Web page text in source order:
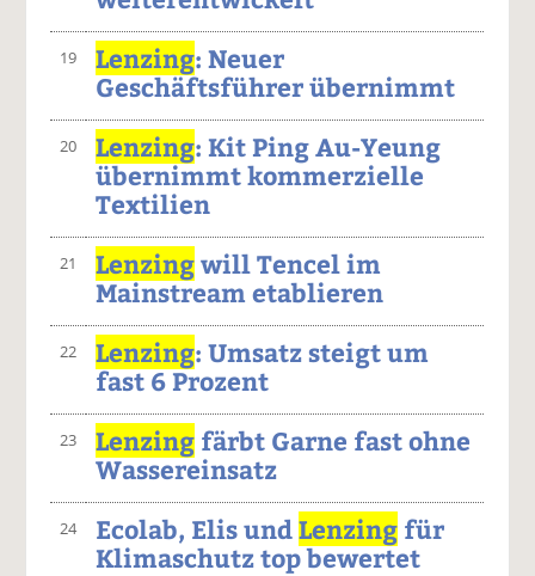
19 Lenzing: Neuer
Geschäftsführer übernimmt
20 Lenzing: Kit Ping Au-Yeung
übernimmt kommerzielle
Textilien
21 Lenzingwill Tencel im
Mainstream etablieren
22 Lenzing: Umsatz steigt um
fast 6 Prozent
23 Lenzing färbt Garne fast ohne
Wassereinsatz
24 Ecolab, Elis undLenzing für
Klimaschutz top bewertet